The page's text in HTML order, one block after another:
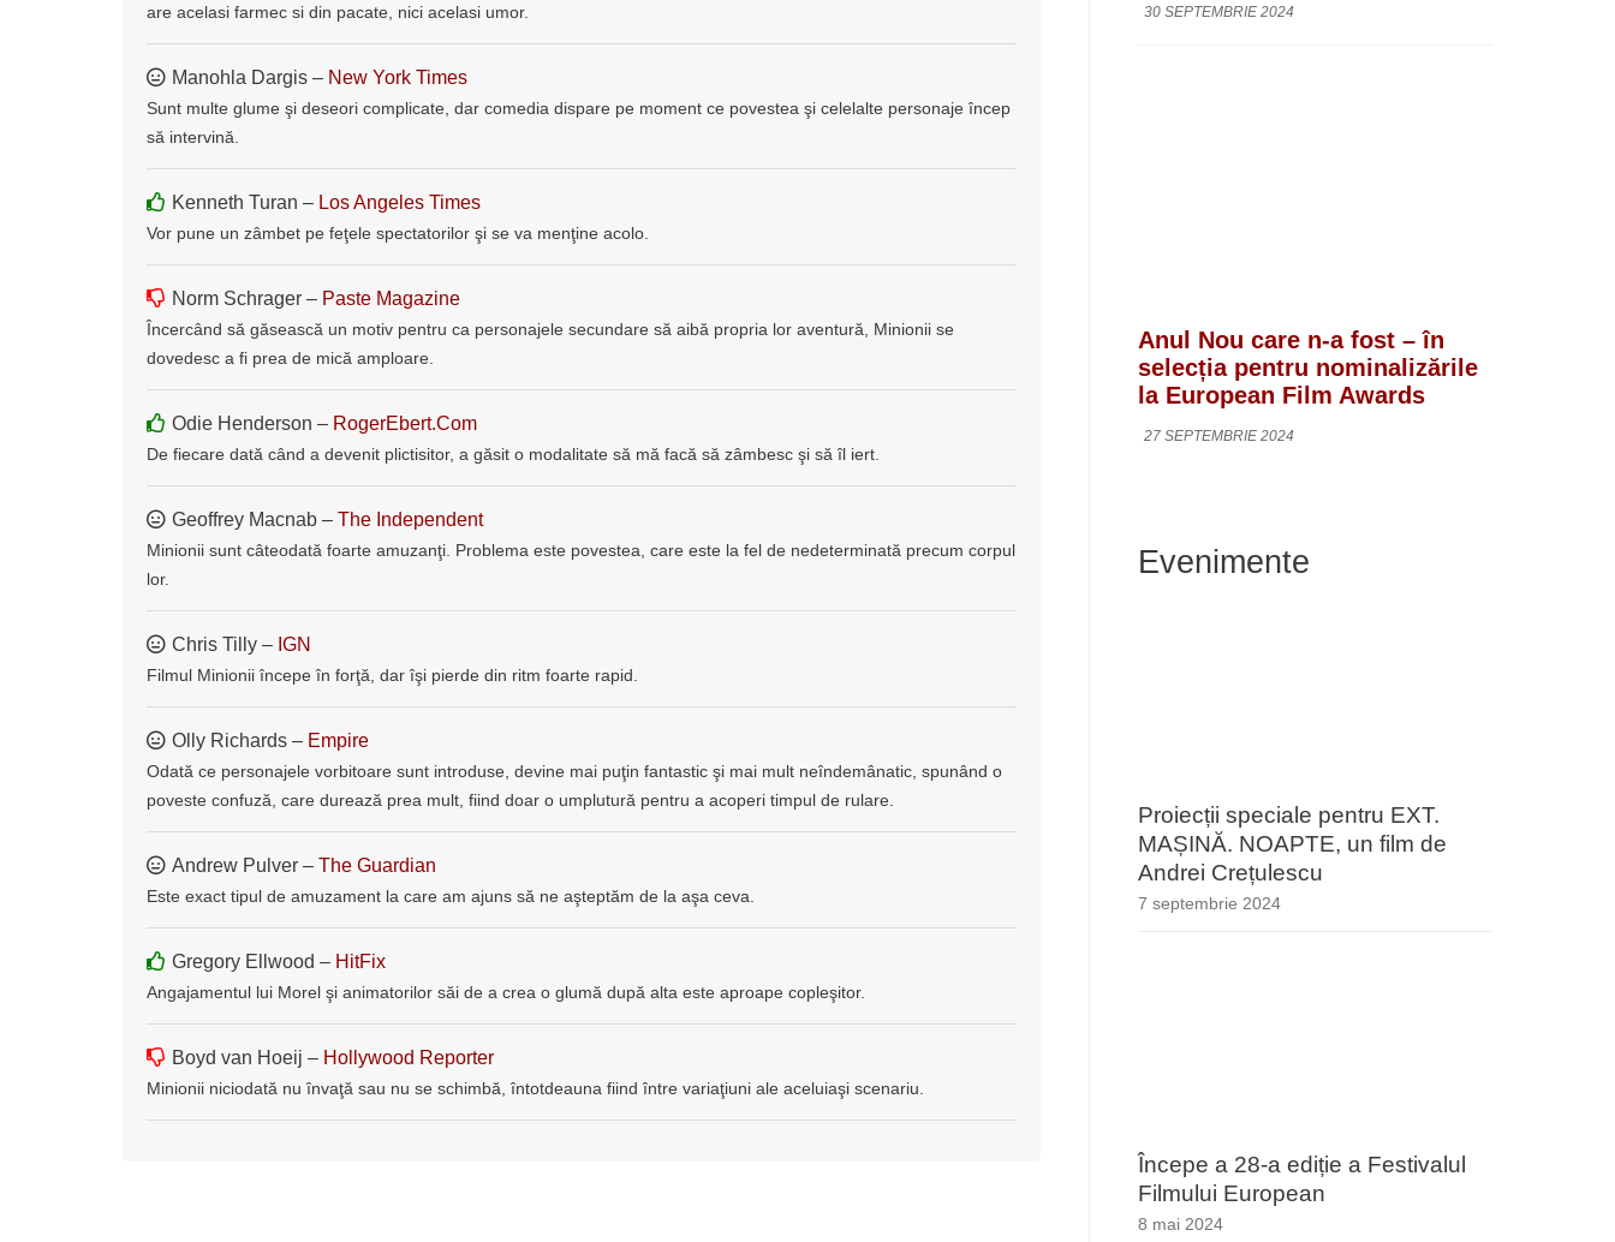
are acelasi farmec si din pacate, nici acelasi umor.
Manohla Dargis – New York Times
Sunt multe glume şi deseori complicate, dar comedia dispare pe moment ce povestea şi celelalte personaje încep
să intervină.
Kenneth Turan – Los Angeles Times
Vor pune un zâmbet pe feţele spectatorilor şi se va menţine acolo.
Norm Schrager – Paste Magazine
Încercând să găsească un motiv pentru ca personajele secundare să aibă propria lor aventură, Minionii se
dovedesc a fi prea de mică amploare.
Odie Henderson – RogerEbert.Com
De fiecare dată când a devenit plictisitor, a găsit o modalitate să mă facă să zâmbesc şi să îl iert.
Geoffrey Macnab – The Independent
Minionii sunt câteodată foarte amuzanţi. Problema este povestea, care este la fel de nedeterminată precum corpul
lor.
Chris Tilly – IGN
Filmul Minionii începe în forţă, dar îşi pierde din ritm foarte rapid.
Olly Richards – Empire
Odată ce personajele vorbitoare sunt introduse, devine mai puţin fantastic şi mai mult neîndemânatic, spunând o
poveste confuză, care durează prea mult, fiind doar o umplutură pentru a acoperi timpul de rulare.
Andrew Pulver – The Guardian
Este exact tipul de amuzament la care am ajuns să ne aşteptăm de la aşa ceva.
Gregory Ellwood – HitFix
Angajamentul lui Morel şi animatorilor săi de a crea o glumă după alta este aproape copleşitor.
Boyd van Hoeij – Hollywood Reporter
Minionii niciodată nu învaţă sau nu se schimbă, întotdeauna fiind între variaţiuni ale aceluiaşi scenariu.
30 SEPTEMBRIE 2024
Anul Nou care n-a fost – în
selecția pentru nominalizările
la European Film Awards
27 SEPTEMBRIE 2024
Evenimente
Proiecții speciale pentru EXT.
MAȘINĂ. NOAPTE, un film de
Andrei Crețulescu
7 septembrie 2024
Începe a 28-a ediție a Festivalul
Filmului European
8 mai 2024